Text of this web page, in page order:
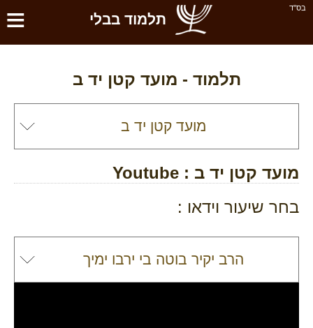
בס''ד ≡ תלמוד בבלי
תלמוד - מועד קטן יד ב
מועד קטן יד ב : Youtube
בחר שיעור וידאו :